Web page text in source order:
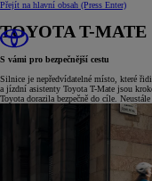
Přejít na hlavní obsah (Press Enter)
TOYOTA T-MATE
S vámi pro bezpečnější cestu
Silnice je nepředvídatelné místo, které
a jízdní asistenty Toyota T-Mate jsou
Toyota dorazila bezpečně do cíle.